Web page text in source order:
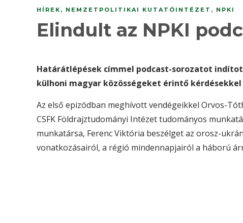
HÍREK , NEMZETPOLITIKAI KUTATÓINTÉZET , NPKI
Elindult az NPKI
Határátlépések címmel podcast-sorozatot
külhoni magyar közösségeket érintő
Az első epizódban meghívott vendégeikkel Orvos-
CSFK Földrajztudományi Intézet tudományos
munkatársa, Ferenc Viktória beszélget az orosz-
vonatkozásairól, a régió mindennapjairól a háború